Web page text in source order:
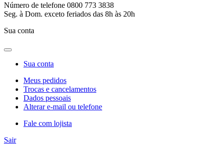
Número de telefone 0800 773 3838
Seg. à Dom. exceto feriados das 8h às 20h
Sua conta
Sua conta
Meus pedidos
Trocas e cancelamentos
Dados pessoais
Alterar e-mail ou telefone
Fale com lojista
Sair